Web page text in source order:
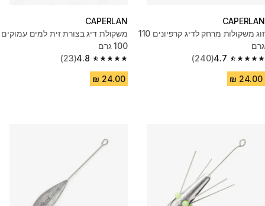
CAPERLAN
זוג משקולות מרחק לדיג קרפיונים 110
גרם
4.7
4.7 out of 5 stars from 240 reviews
(240)
CAPERLAN
משקולת דיג בצורת זית למים עמוקים
100 גרם
4.8
4.8 out of 5 stars from 23 reviews
(23)